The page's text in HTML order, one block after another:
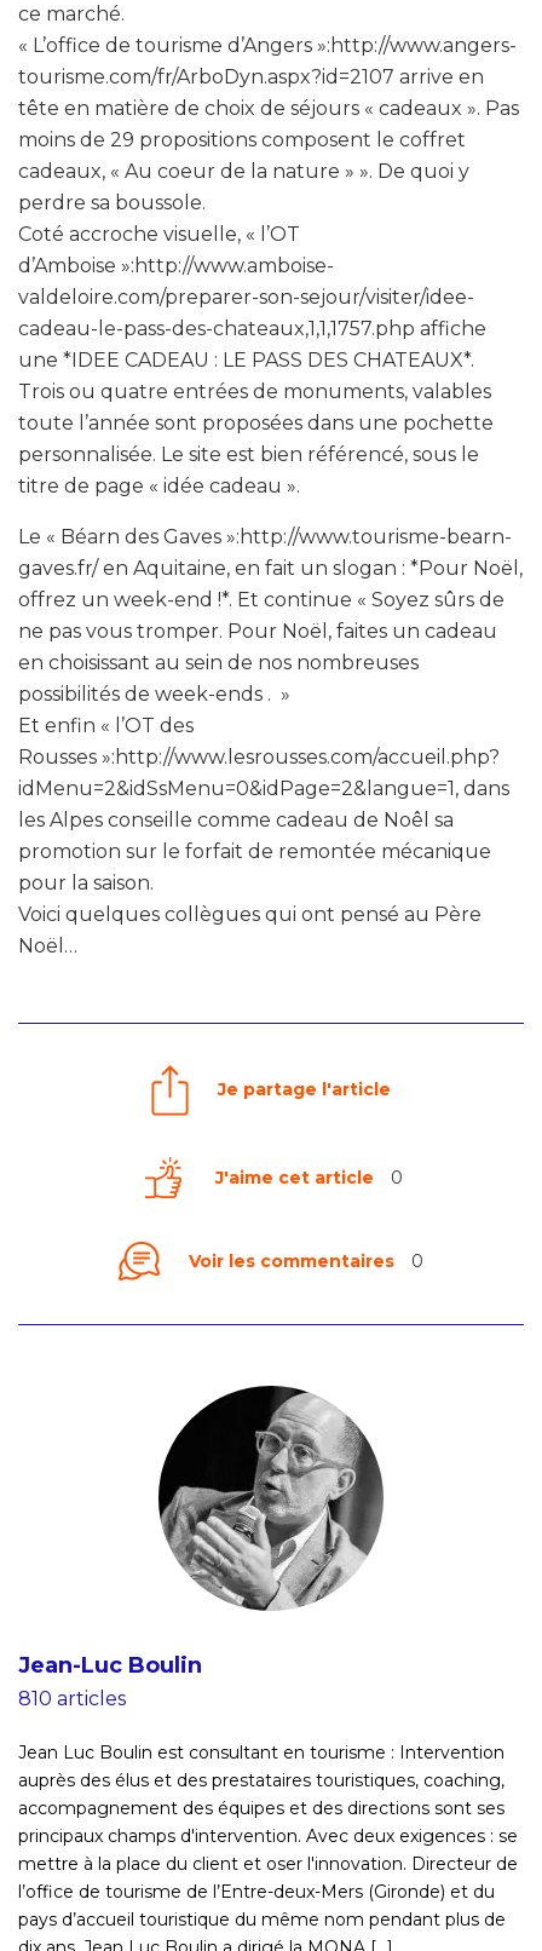
ce marché.
« L’office de tourisme d’Angers »:http://www.angers-
tourisme.com/fr/ArboDyn.aspx?id=2107 arrive en
tête en matière de choix de séjours « cadeaux ». Pas
moins de 29 propositions composent le coffret
cadeaux, « Au coeur de la nature » ». De quoi y
perdre sa boussole.
Coté accroche visuelle, « l’OT
d’Amboise »:http://www.amboise-
valdeloire.com/preparer-son-sejour/visiter/idee-
cadeau-le-pass-des-chateaux,1,1,1757.php affiche
une *IDEE CADEAU : LE PASS DES CHATEAUX*.
Trois ou quatre entrées de monuments, valables
toute l’année sont proposées dans une pochette
personnalisée. Le site est bien référencé, sous le
titre de page « idée cadeau ».
Le « Béarn des Gaves »:http://www.tourisme-bearn-
gaves.fr/ en Aquitaine, en fait un slogan : *Pour Noël,
offrez un week-end !*. Et continue « Soyez sûrs de
ne pas vous tromper. Pour Noël, faites un cadeau
en choisissant au sein de nos nombreuses
possibilités de week-ends . »
Et enfin « l’OT des
Rousses »:http://www.lesrousses.com/accueil.php?
idMenu=2&idSsMenu=0&idPage=2&langue=1, dans
les Alpes conseille comme cadeau de Noêl sa
promotion sur le forfait de remontée mécanique
pour la saison.
Voici quelques collègues qui ont pensé au Père
Noël…
Je partage l'article
J'aime cet article 0
Voir les commentaires 0
Jean-Luc Boulin
810 articles
Jean Luc Boulin est consultant en tourisme : Intervention
auprès des élus et des prestataires touristiques, coaching,
accompagnement des équipes et des directions sont ses
principaux champs d'intervention. Avec deux exigences : se
mettre à la place du client et oser l'innovation. Directeur de
l’office de tourisme de l’Entre-deux-Mers (Gironde) et du
pays d’accueil touristique du même nom pendant plus de